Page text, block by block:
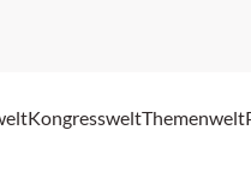
KongressweltThemenwelt